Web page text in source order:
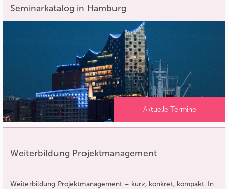
Seminarkatalog in Hamburg
Aktuelle Termine
Weiterbildung Projektmanagement
Weiterbildung Projektmanagement – kurz, konkret, kompakt. In